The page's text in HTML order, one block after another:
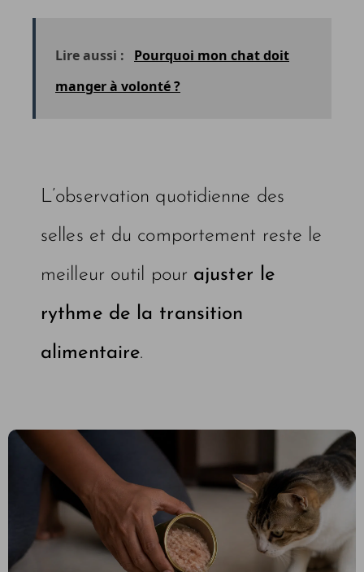
Lire aussi :
Pourquoi mon chat doit
manger à volonté ?
L’observation quotidienne des
selles et du comportement reste le
meilleur outil pour ajuster le
rythme de la transition
alimentaire.